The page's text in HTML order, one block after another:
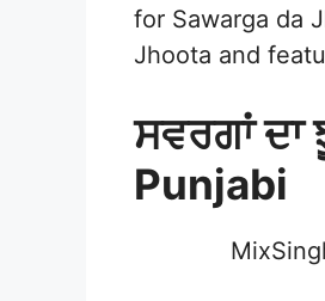
for Sawarga da
Jhoota and
ਸਵਰਗਾਂ ਦਾ
Punjabi